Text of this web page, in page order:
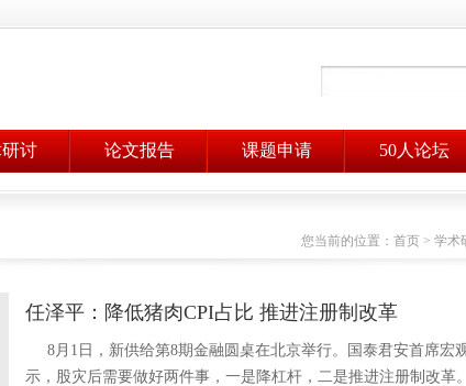
讨 论文报告 课题申请 50人论坛
您当前的位置： 首页 > 学术
任泽平：降低猪肉CPI占比 推进注册制改革
8月1日，新供给第8期金融圆桌在北京举行。国泰君安首席宏
示，股灾后需要做好两件事，一是降杠杆，二是推进注册制改革。